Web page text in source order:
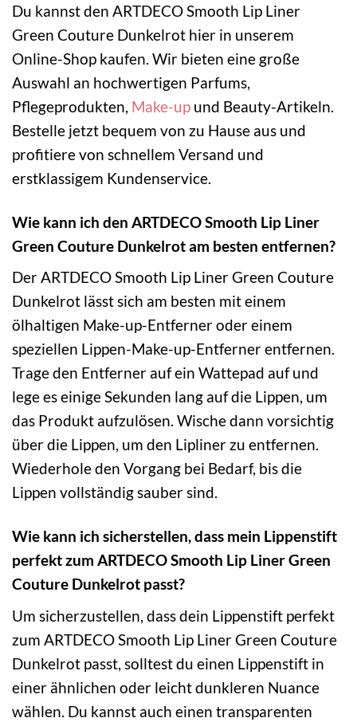
Du kannst den ARTDECO Smooth Lip Liner
Green Couture Dunkelrot hier in unserem
Online-Shop kaufen. Wir bieten eine große
Auswahl an hochwertigen Parfums,
Pflegeprodukten, Make-up und Beauty-Artikeln.
Bestelle jetzt bequem von zu Hause aus und
profitiere von schnellem Versand und
erstklassigem Kundenservice.
Wie kann ich den ARTDECO Smooth Lip Liner
Green Couture Dunkelrot am besten entfernen?
Der ARTDECO Smooth Lip Liner Green Couture
Dunkelrot lässt sich am besten mit einem
ölhaltigen Make-up-Entferner oder einem
speziellen Lippen-Make-up-Entferner entfernen.
Trage den Entferner auf ein Wattepad auf und
lege es einige Sekunden lang auf die Lippen, um
das Produkt aufzulösen. Wische dann vorsichtig
über die Lippen, um den Lipliner zu entfernen.
Wiederhole den Vorgang bei Bedarf, bis die
Lippen vollständig sauber sind.
Wie kann ich sicherstellen, dass mein Lippenstift
perfekt zum ARTDECO Smooth Lip Liner Green
Couture Dunkelrot passt?
Um sicherzustellen, dass dein Lippenstift perfekt
zum ARTDECO Smooth Lip Liner Green Couture
Dunkelrot passt, solltest du einen Lippenstift in
einer ähnlichen oder leicht dunkleren Nuance
wählen. Du kannst auch einen transparenten